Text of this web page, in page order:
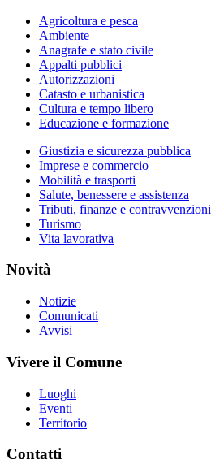
Agricoltura e pesca
Ambiente
Anagrafe e stato civile
Appalti pubblici
Autorizzazioni
Catasto e urbanistica
Cultura e tempo libero
Educazione e formazione
Giustizia e sicurezza pubblica
Imprese e commercio
Mobilità e trasporti
Salute, benessere e assistenza
Tributi, finanze e contravvenzioni
Turismo
Vita lavorativa
Novità
Notizie
Comunicati
Avvisi
Vivere il Comune
Luoghi
Eventi
Territorio
Contatti